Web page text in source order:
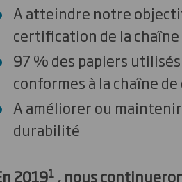
A atteindre notre
certification de la
97 % des papiers
conformes à la chaîne
A améliorer ou
durabilité
20191, nous